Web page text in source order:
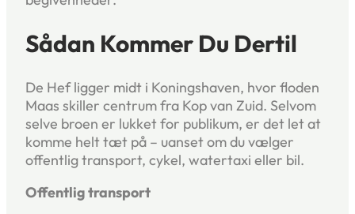
Sådan Kommer Du Dertil
De Hef ligger midt i Koningshaven, hvor floden
Maas skiller centrum fra Kop van Zuid. Selvom
selve broen er lukket for publikum, er det let at
komme helt tæt på – uanset om du vælger
offentlig transport, cykel, watertaxi eller bil.
Offentlig transport